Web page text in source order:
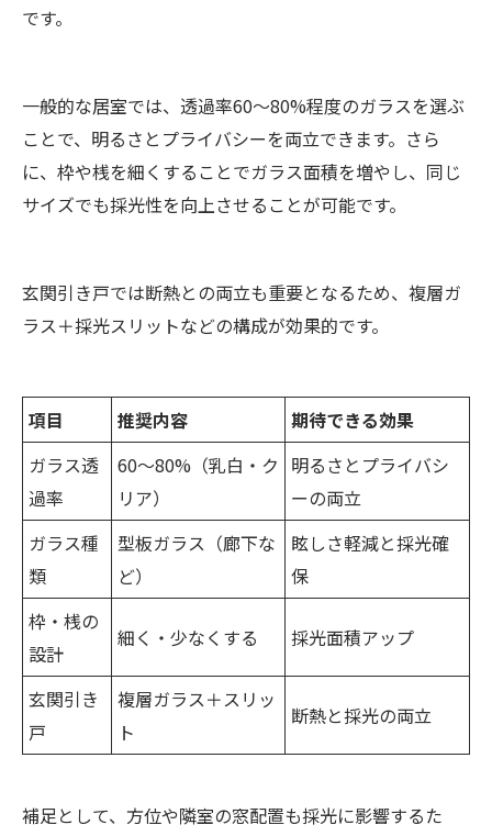
です。
一般的な居室では、透過率60～80%程度のガラスを選ぶ
ことで、明るさとプライバシーを両立できます。さら
に、枠や桟を細くすることでガラス面積を増やし、同じ
サイズでも採光性を向上させることが可能です。
玄関引き戸では断熱との両立も重要となるため、複層ガ
ラス＋採光スリットなどの構成が効果的です。
項目 推奨内容
期待できる効果
ガラス透
過率
60～80%（乳白・ク
リア）
明るさとプライバシ
ーの両立
ガラス種
類
型板ガラス（廊下な
ど）
眩しさ軽減と採光確
保
枠・桟の
設計
細く・少なくする 採光面積アップ
玄関引き
戸
複層ガラス＋スリッ
ト
断熱と採光の両立
補足として、方位や隣室の窓配置も採光に影響するた